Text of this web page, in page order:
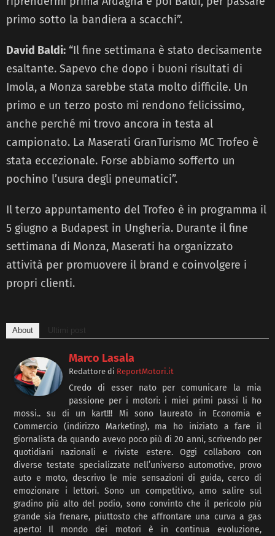
primo sotto la bandiera a scacchi”.
David Baldi: “Il fine settimana è stato decisamente
esaltante. Sapevo che dopo i buoni risultati di
Imola, a Monza sarebbe stata molto difficile. Un
primo e un terzo posto mi rendono felicissimo,
anche perché mi trovo ancora in testa al
campionato. La Maserati GranTurismo MC Trofeo è
stata eccezionale. Forse abbiamo sofferto un
pochino l’usura degli pneumatici”.
Il terzo appuntamento del Trofeo è in programma il
5 giugno a Budapest in Ungheria. Durante il fine
settimana di Monza, Maserati ha organizzato
attività per promuovere il brand e coinvolgere i
propri clienti.
About Ultimi post
Marco Lasala
Redattore di ReportMotori.it
Credo di esser nato per comunicare la mia
passione per i motori: i miei primi passi li ho
mossi.. su di un kart!!! Mi sono laureato in Economia e
Commercio (indirizzo Marketing), ma ho iniziato a fare il
giornalista da quando avevo poco più di 20 anni, scrivendo per
quotidiani nazionali e riviste estere. Oggi collaboro con
diverse testate specializzate nell’universo automotive, provo
auto e moto, descrivo le mie sensazioni di guida, cerco di
emozionare i lettori. Sono un competitivo, amo salire sul
gradino più alto del podio, sono convinto che il pericolo più
grande sia frenare, piuttosto che affrontare una curva a gas
aperto! Il mondo dei motori è in continua evoluzione,